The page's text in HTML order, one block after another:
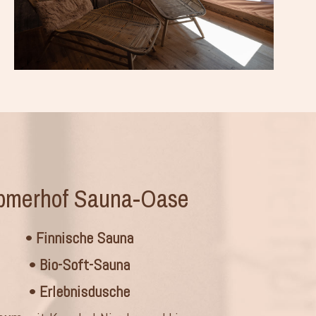
Sauna-Oase
• Finnische Sauna
• Bio-Soft-Sauna
• Erlebnisdusche